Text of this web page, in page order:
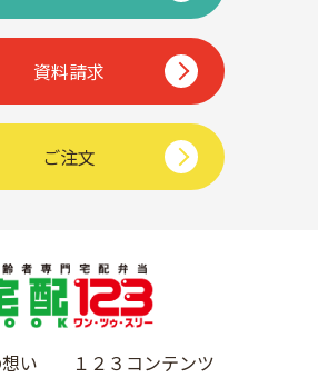
資料請求
ご注文
い
１２３コンテンツ